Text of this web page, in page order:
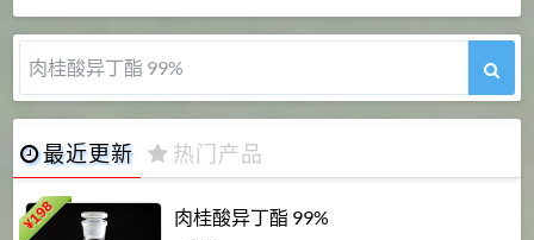
肉桂醛 99%
最近更新 热门产品
¥
198 肉桂酸异丁酯 99%